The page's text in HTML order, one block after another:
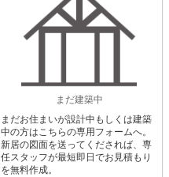
まだ建築中
まだお住まいが設計中もしくは建築
中の方はこちらの専用フォームへ。
新居の図面を送ってくだされば、専
任スタッフが最短即日でお見積もり
を無料作成。